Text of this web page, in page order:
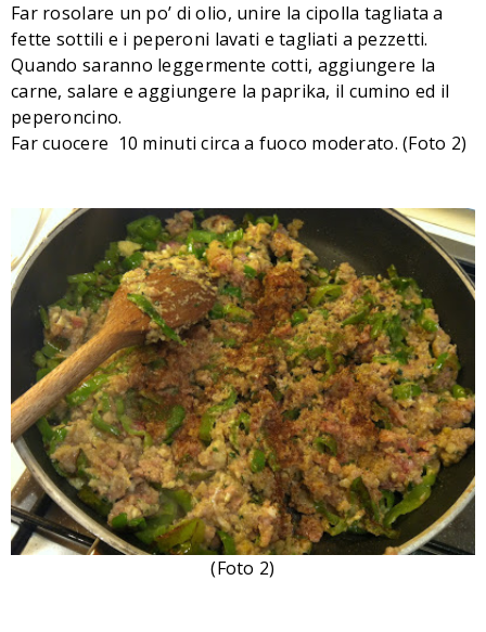
Far rosolare un po’ di olio, unire la cipolla tagliata a
fette sottili e i peperoni lavati e tagliati a pezzetti.
Quando saranno leggermente cotti, aggiungere la
carne, salare e aggiungere la paprika, il cumino ed il
peperoncino.
Far cuocere 10 minuti circa a fuoco moderato. (Foto 2)
(Foto 2)